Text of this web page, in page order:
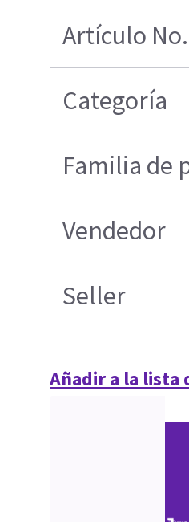
Artículo No.
Categoría
Familia de
Vendedor
Seller
Añadir a la lista